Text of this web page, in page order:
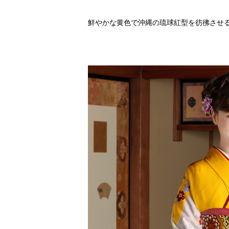
鮮やかな黄色で沖縄の琉球紅型を彷彿させ